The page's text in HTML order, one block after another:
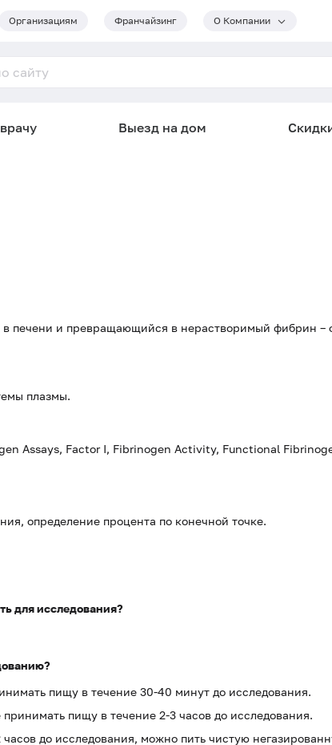
Организациям Франчайзинг О Компании
Выезд на дом
печени и превращающийся в нерастворимый фибрин –
плазмы.
Assays, Factor I, Fibrinogen Activity, Functional
определение процента по конечной точке.
для исследования?
пищу в течение 30-40 минут до исследования.
принимать пищу в течение 2-3 часов до исследования.
до исследования, можно пить чистую